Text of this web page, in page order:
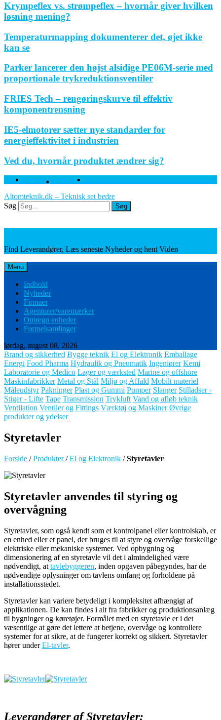
Krympeflex vs. strømpeflex – hvornår giver hvilken
løsning mening?
Temperaturmapping dokumenterer det, øjet ikke
kan se
Parker lancerer den højst alsidige PE06M-serie med
proportionale trykreduktionsventiler
FRIES Tech – rengøringskurve til effektiv
komponentrensning
IE5-elmotorer sætter nye standarder for
energieffektivitet i industrien
Ved du, hvornår produktet ændrer sig?
Facebook Twitter
Altomteknik.dk – Teknisk set bedre
Søg
Søg
Find Leverandører, Læs seneste Nyheder og hent Viden
Menu
Indhold
Nyheder
Firmaer
Agenturer/varemærker
Omregn enheder
Formelsamlinger
lørdag, august 08, 2026
Brand og sikkerhed Bygge teknik El og Elektronik Emballage
Energi Food Pharma Hydraulik og Pneumatik Ingeniører Kemi
Laboratorie og Medico Lager og værksted Marine og offshore
Maskinfabrikker Metal og Stål Miljø og Affald Mobilt materiel
Måleudstyr Pakninger Plast og Gummi Pumper Slanger Stilladser -
Stiger - Lifte Tape Transmission Trykluft Vand og afløb teknik
Ventilation Ventiler og Fittings Værktøj og Maskiner Øvrige
produkter og ydelser
Styretavler
Forside /Produkter/El og Elektronik /Styretavler
Styretavler anvendes til styring og
overvågning
Styretavler, som også kendt som et kontrolpanel eller kontrolskab, er
en enhed eller et panel, der bruges til at styre og overvåge forskellige
elektriske eller mekaniske systemer. Ved opbygning og
dimensionering af en styretavle vil det i almindelighed være
nødvendigt, at tavlebyggeren, inden opgaven påbegyndes, har de
nødvendige oplysninger om tavlens omfang og forholdene på
installationsstedet.
Styretavler kan variere betydeligt i kompleksitet afhængigt af
applikationen. De kan findes i alt fra fabrikker og produktionsanlæg
til bygninger og køretøjer. Formålet med en styretavle er i det
væsentlige at gøre det lettere at betjene, overvåge og kontrollere
systemer for at sikre, at de fungerer korrekt og sikkert. Styretavler
hører underEl-tavler.
Leverandører af Styretavler: